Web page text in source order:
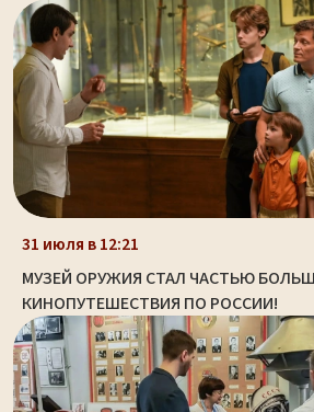
31 июля в 12:21
МУЗЕЙ ОРУЖИЯ СТАЛ ЧАСТЬЮ
КИНОПУТЕШЕСТВИЯ ПО РОССИИ!